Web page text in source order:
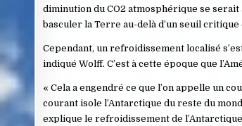
diminution du CO2 atmosphérique se
basculer la Terre au-delà d’un seuil
Cependant, un refroidissement localisé
indiqué Wolff. C’est à cette époque que
« Cela a engendré ce que l’on appelle un
courant isole l’Antarctique du reste du
explique le refroidissement de